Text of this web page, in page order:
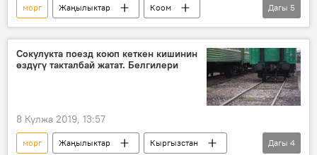
морг Жаңылыктар
Коом
Дүйнөдө
Дүйнөгө жайылган коронавирус
коронавирус
Дагы 5
Сокулукта поезд коюп кеткен кишинин
өздүгү такталбай жатат. Белгилери
8 Кулжа 2019, 13:57
морг Жаңылыктар
Кыргызстан
Дагы 4